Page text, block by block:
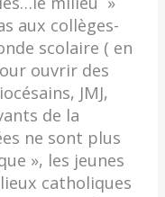
aux collèges-
scolaire ( en
ouvrir des
JMJ,
de la
ne sont plus
», les jeunes
catholiques